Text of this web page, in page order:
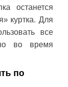
останется
куртка. Для
все
во время
по